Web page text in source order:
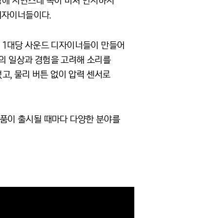
이너들이다.
1대당 사운드 디자이너들이 만들어
일상과 경험을 고려해 소리를
고, 물리 버튼 없이 압력 센서로
이 출시될 때마다 다양한 분야를